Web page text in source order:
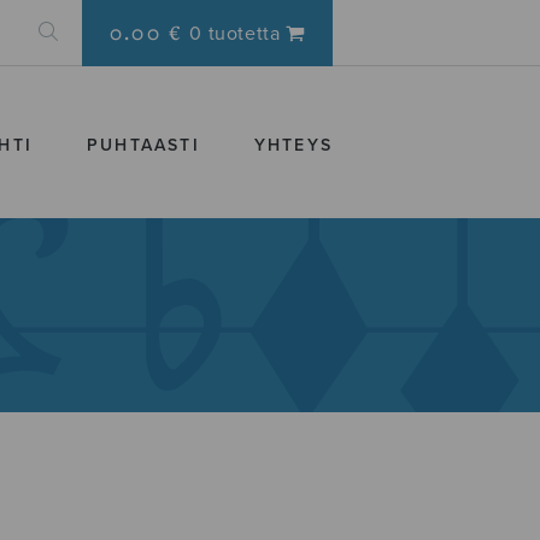
0.00 € 0 tuotetta
PUHTAASTI YHTEYS